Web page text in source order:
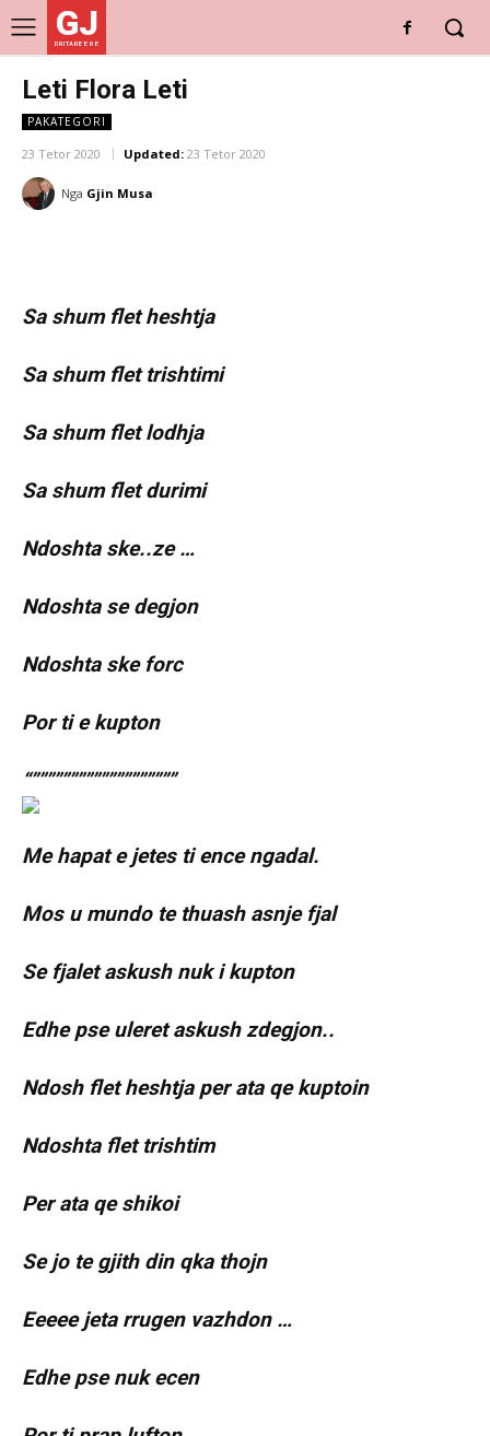
GJ
DRITARE E RE
Leti Flora Leti
PAKATEGORI
23 Tetor 2020 Updated: 23 Tetor 2020
Nga Gjin Musa
Sa shum flet heshtja
Sa shum flet trishtimi
Sa shum flet lodhja
Sa shum flet durimi
Ndoshta ske..ze …
Ndoshta se degjon
Ndoshta ske forc
Por ti e kupton
“”””””””””””””””””””
Me hapat e jetes ti ence ngadal.
Mos u mundo te thuash asnje fjal
Se fjalet askush nuk i kupton
Edhe pse uleret askush zdegjon..
Ndosh flet heshtja per ata qe kuptoin
Ndoshta flet trishtim
Per ata qe shikoi
Se jo te gjith din qka thojn
Eeeee jeta rrugen vazhdon …
Edhe pse nuk ecen